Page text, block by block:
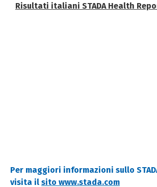
Risultati italiani STADA Health
Per maggiori informazioni sullo
visita il sito www.stada.com